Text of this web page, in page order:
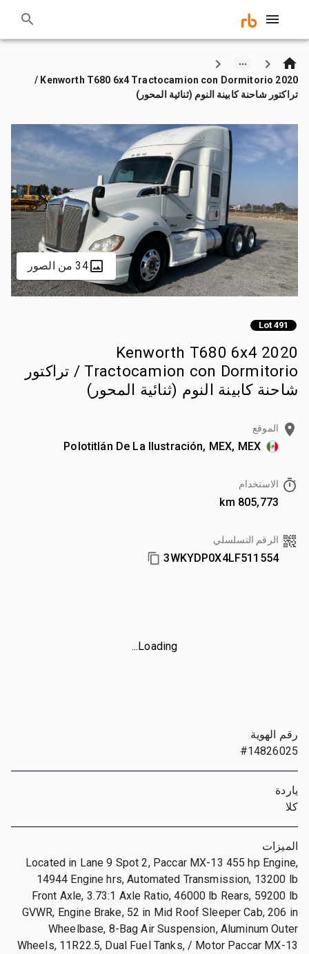
2020 Kenworth T680 6x4 Tractocamion con Dormitorio /
تراكتور شاحنة كابينة النوم (ثنائية المحور)
34 من الصور
Lot 491
2020 Kenworth T680 6x4
Tractocamion con Dormitorio / تراكتور
شاحنة كابينة النوم (ثنائية المحور)
الموقع
Polotitlán De La Ilustración, MEX, MEX
الاستخدام
805,773 km
الرقم التسلسلي
3WKYDP0X4LF511554
Loading...
رقم الهوية
#14826025
ياردة
كلا
الميزات
Located in Lane 9 Spot 2, Paccar MX-13 455 hp Engine,
14944 Engine hrs, Automated Transmission, 13200 lb
Front Axle, 3.73:1 Axle Ratio, 46000 lb Rears, 59200 lb
GVWR, Engine Brake, 52 in Mid Roof Sleeper Cab, 206 in
Wheelbase, 8-Bag Air Suspension, Aluminum Outer
Wheels, 11R22.5, Dual Fuel Tanks, / Motor Paccar MX-13